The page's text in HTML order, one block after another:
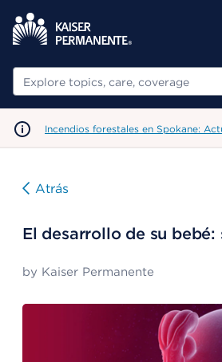
Buscar
Incendios forestales en Spokane:
Atrás
El desarrollo de su bebé:
by Kaiser Permanente